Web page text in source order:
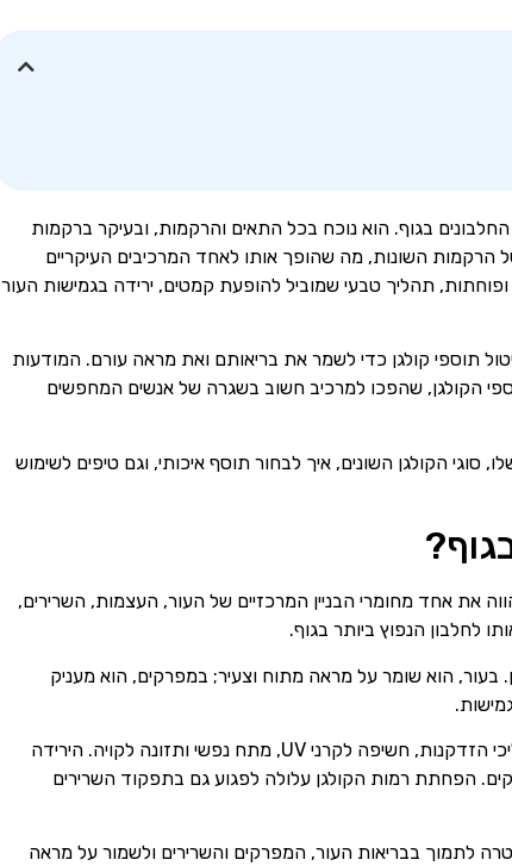
אחד החלבונים החשובים ביותר בגוף האדם ומהווה כ-30% מסך החלבונים בגוף. הוא נוכח בכל התאים והרקמות, ובעיקר ברקמות
הרקמות השונות, מה שהופך אותו לאחד המרכיבים העיקריים
תהליך טבעי שמוביל להופעת קמטים, ירידה בגמישות העור
תוספי קולגן כדי לשמר את בריאותם ואת מראה עורם. המודעות
הקולגן, שהפכו למרכיב חשוב בשגרה של אנשים המחפשים
הקולגן השונים, איך לבחור תוסף איכותי, וגם טיפים לשימוש
את אחד מחומרי הבניין המרכזיים של העור, העצמות, השרירים,
לחלבון הנפוץ ביותר בגוף.
בעור, הוא שומר על מראה מתוח וצעיר; במפרקים, הוא מעניק
עם השנים, ייצור הקולגן בגוף הולך ופוחת באופן טבעי, בעיקר בעקבות תהליכי הזדקנות, חשיפה לקרני UV, מתח נפשי ותזונה לקויה. הירידה
הפחתת רמות הקולגן עלולה לפגוע גם בתפקוד השרירים
לתמוך בבריאות העור, המפרקים והשרירים ולשמור על מראה